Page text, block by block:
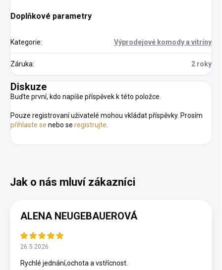
Doplňkové parametry
Kategorie: Výprodejové komody a vitríny
Záruka: 2 roky
Diskuze
Buďte první, kdo napíše příspěvek k této položce.
Pouze registrovaní uživatelé mohou vkládat příspěvky. Prosím
přihlaste se nebo se registrujte.
ALENA NEUGEBAUEROVÁ
26.5.2026
Rychlé jednání,ochota a vstřícnost.